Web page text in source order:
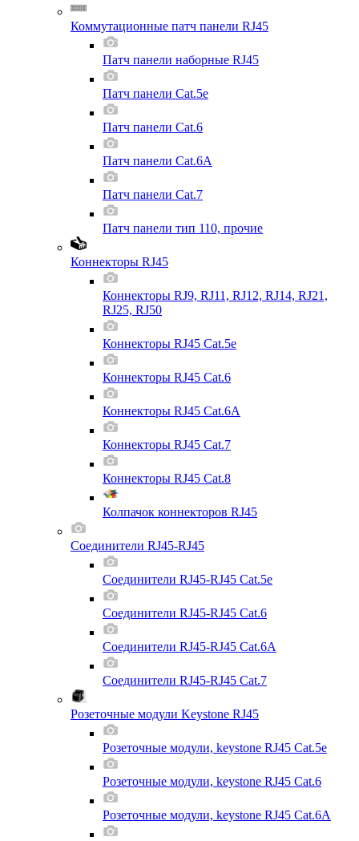
Коммутационные патч панели RJ45
Патч панели наборные RJ45
Патч панели Cat.5e
Патч панели Cat.6
Патч панели Cat.6A
Патч панели Cat.7
Патч панели тип 110, прочие
Коннекторы RJ45
Коннекторы RJ9, RJ11, RJ12, RJ14, RJ21,
RJ25, RJ50
Коннекторы RJ45 Cat.5e
Коннекторы RJ45 Cat.6
Коннекторы RJ45 Cat.6A
Коннекторы RJ45 Cat.7
Коннекторы RJ45 Cat.8
Колпачок коннекторов RJ45
Соединители RJ45-RJ45
Соединители RJ45-RJ45 Cat.5e
Соединители RJ45-RJ45 Cat.6
Соединители RJ45-RJ45 Cat.6A
Соединители RJ45-RJ45 Cat.7
Розеточные модули Keystone RJ45
Розеточные модули, keystone RJ45 Cat.5e
Розеточные модули, keystone RJ45 Cat.6
Розеточные модули, keystone RJ45 Cat.6A